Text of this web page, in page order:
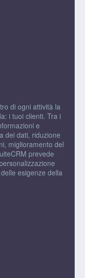
di ogni attività la
i tuoi clienti. Tra i
e
dei dati, riduzione
miglioramento del
prevede
esigenze della